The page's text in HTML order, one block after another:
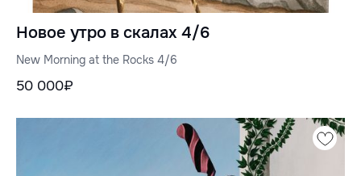
Новое утро в скалах 4/6
New Morning at the Rocks 4/6
50 000₽